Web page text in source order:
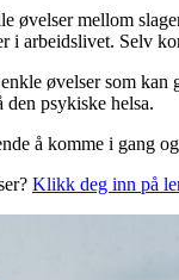
øvelser mellom
i arbeidslivet. Selv
øvelser som
den psykiske helsa.
å komme i gang
Klikk deg inn på